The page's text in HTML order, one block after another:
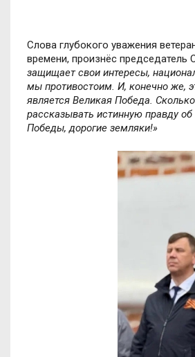
Слова глубокого уважения
времени, произнёс
защищает свои интересы,
мы противостоим. И, конечно же,
является Великая Победа.
рассказывать истинную правду
Победы, дорогие земляки!»